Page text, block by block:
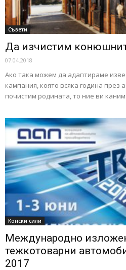
Съвети
Да изчистим
07.04.2018
Ако така можем да адаптираме
кампания, която всяка година през
почистим родината, то ние ви
Конски сили
Международно
тежкотоварни
2017